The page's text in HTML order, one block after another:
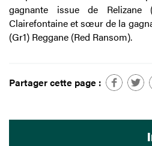
gagnante issue de Relizane
Clairefontaine et sœur de la
(Gr1) Reggane (Red Ransom).
Partager cette page :